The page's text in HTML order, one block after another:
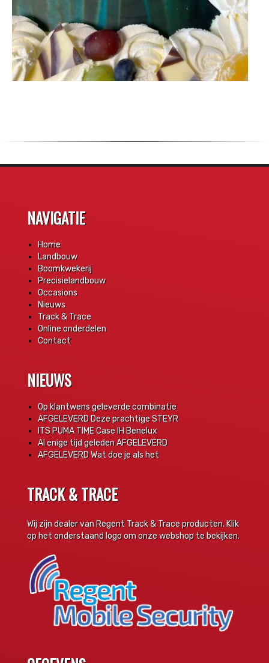
NAVIGATIE
Home
Landbouw
Boomkwekerij
Precisielandbouw
Occasions
Nieuws
Track & Trace
Online onderdelen
Contact
NIEUWS
Op klantwens geleverde combinatie
AFGELEVERD Deze prachtige STEYR
ITS PUMA TIME Case IH Benelux
Al enige tijd geleden AFGELEVERD
AFGELEVERD Wat doe je als het
TRACK & TRACE
Wij zijn dealer van Regent Track & Trace producten. Klik
op het onderstaand logo om onze webshop te bekijken.